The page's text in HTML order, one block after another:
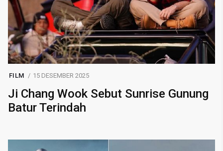
FILM 15 DESEMBER 2025
Ji Chang Wook Sebut Sunrise Gunung
Batur Terindah